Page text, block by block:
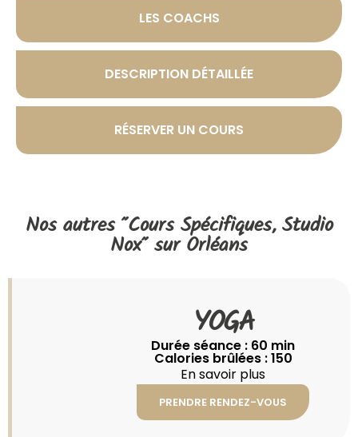
LES COACHS
DESCRIPTION DÉTAILLÉE
RÉSERVER UN COURS
Nos autres "Cours Spécifiques,Studio
Nox" sur Orléans
YOGA
Durée séance : 60 min
Calories brûlées : 150
En savoir plus
PRENDRE RENDEZ-VOUS